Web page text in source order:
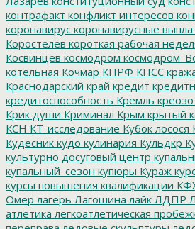
контрафакт конфликт интересов
коронавирус коронавирусные
Коростелев короткая рабочая
Косвинцев космодром
котельная Кочмар КПРФ КПСС
Краснодарский край кредит
кредитоспособность Кремль
Крик души Криминал Крым крытый
КСН КТ-исследование Кубок лосося
Кудесник кудо кулинария Кульдкр
культурно досуговый центр
купальный_сезон купюры Кураж
курсы повышения квалификации
Омер лагерь Лагошина лайк ЛДПР
атлетика легкоатлетическая